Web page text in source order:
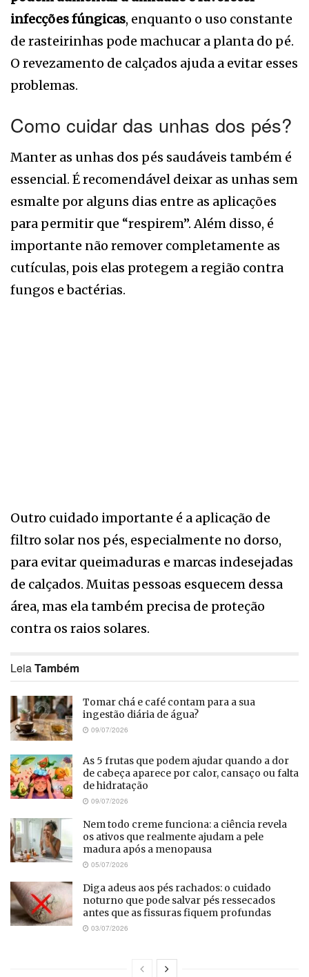
infecções fúngicas, enquanto o uso constante
de rasteirinhas pode machucar a planta do pé.
O revezamento de calçados ajuda a evitar esses
problemas.
Como cuidar das unhas dos pés?
Manter as unhas dos pés saudáveis também é
essencial. É recomendável deixar as unhas sem
esmalte por alguns dias entre as aplicações
para permitir que “respirem”. Além disso, é
importante não remover completamente as
cutículas, pois elas protegem a região contra
fungos e bactérias.
Outro cuidado importante é a aplicação de
filtro solar nos pés, especialmente no dorso,
para evitar queimaduras e marcas indesejadas
de calçados. Muitas pessoas esquecem dessa
área, mas ela também precisa de proteção
contra os raios solares.
LeiaTambém
Tomar chá e café contam para a sua
ingestão diária de água?
09/07/2026
As 5 frutas que podem ajudar quando a dor
de cabeça aparece por calor, cansaço ou falta
de hidratação
09/07/2026
Nem todo creme funciona: a ciência revela
os ativos que realmente ajudam a pele
madura após a menopausa
05/07/2026
Diga adeus aos pés rachados: o cuidado
noturno que pode salvar pés ressecados
antes que as fissuras fiquem profundas
03/07/2026